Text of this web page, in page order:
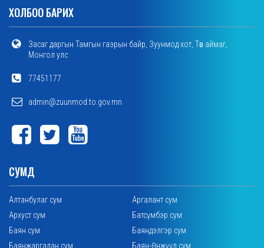
ХОЛБОО БАРИХ
Засаг даргын Тамгын газрын байр, Зуунмод хот, Төв аймаг,
Монгол улс
77451177
admin@zuunmod.to.gov.mn
СУМД
Алтанбулаг сум
Аргалант сум
Архуст сум
Батсүмбэр сум
Баян сум
Баяндэлгэр сум
Баянжаргалан сум
Баян-Өнжүүл сум